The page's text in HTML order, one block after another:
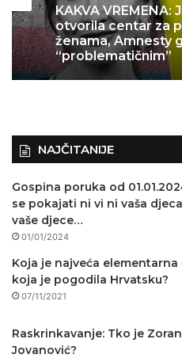
KAKVA VREMENA:
otvorila centar za
ženama, Amnesty
“problematičnim”
NAJČITANIJE
Gospina poruka od
se pokajati ni vi ni vaša
vaše djece…
01/01/2024
Koja je najveća
koja je pogodila Hrvatsku?
07/11/2021
Raskrinkavanje: Tko je
Jovanović?